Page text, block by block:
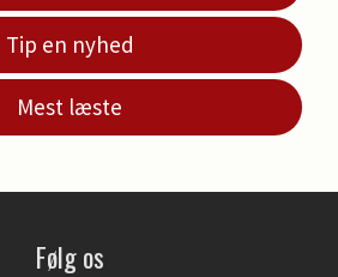
Tip en nyhed
Mest læste
Følg os